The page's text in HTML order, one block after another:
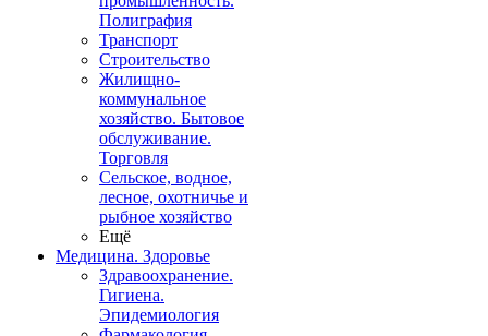
Полиграфия
Транспорт
Строительство
Жилищно-
коммунальное
хозяйство. Бытовое
обслуживание.
Торговля
Сельское, водное,
лесное, охотничье и
рыбное хозяйство
Ещё
Медицина. Здоровье
Здравоохранение.
Гигиена.
Эпидемиология